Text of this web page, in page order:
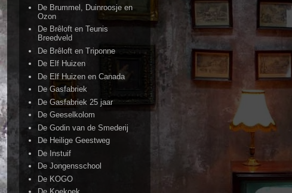
De Brummel, Duinroosje en
Ozon
De Brêloft en Teunis
Breedveld
De Brêloft en Triponne
De Elf Huizen
De Elf Huizen en Canada
De Gasfabriek
De Gasfabriek 25 jaar
De Geeselkolom
De Godin van de Smederij
De Heilige Geestweg
De Instuif
De Jongensschool
De KOGO